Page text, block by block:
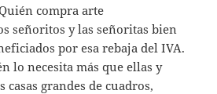
compra arte
señoritos y las señoritas bien
por esa rebaja del IVA.
lo necesita más que ellas y
grandes de cuadros,